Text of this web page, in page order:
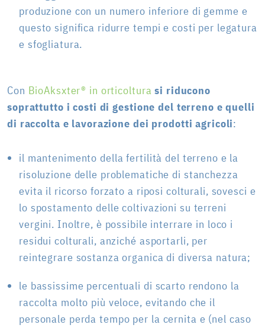
produzione con un numero inferiore di gemme e
questo significa ridurre tempi e costi per legatura
e sfogliatura.
Con BioAksxter® in orticoltura si riducono
soprattutto i costi di gestione del terreno e quelli
di raccolta e lavorazione dei prodotti agricoli:
il mantenimento della fertilità del terreno e la
risoluzione delle problematiche di stanchezza
evita il ricorso forzato a riposi colturali, sovesci e
lo spostamento delle coltivazioni su terreni
vergini. Inoltre, è possibile interrare in loco i
residui colturali, anziché asportarli, per
reintegrare sostanza organica di diversa natura;
le bassissime percentuali di scarto rendono la
raccolta molto più veloce, evitando che il
personale perda tempo per la cernita e (nel caso